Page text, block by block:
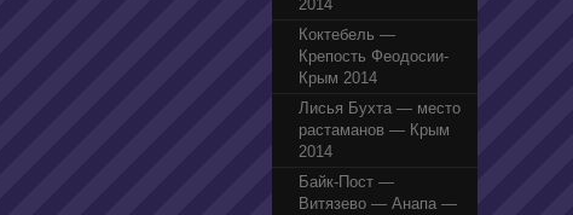
2014
Коктебель —
Крепость Феодосии-
Крым 2014
Лисья Бухта — место
растаманов — Крым
2014
Байк-Пост —
Витязево — Анапа —